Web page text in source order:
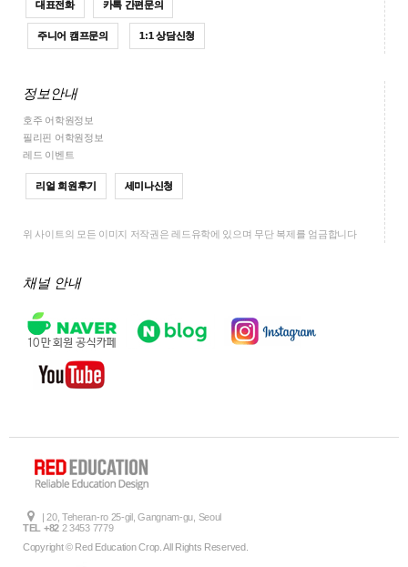
대표전화 카톡 간편문의
주니어 캠프문의 1:1 상담신청
정보안내
호주 어학원정보
필리핀 어학원정보
레드 이벤트
리얼 회원후기 세미나신청
위 사이트의 모든 이미지 저작권은 레드유학에 있으며 무단 복제를 엄금합니다
채널 안내
| 20, Teheran-ro 25-gil, Gangnam-gu, Seoul
TEL +822 3453 7779
Copyright © Red Education Crop. All Rights Reserved.